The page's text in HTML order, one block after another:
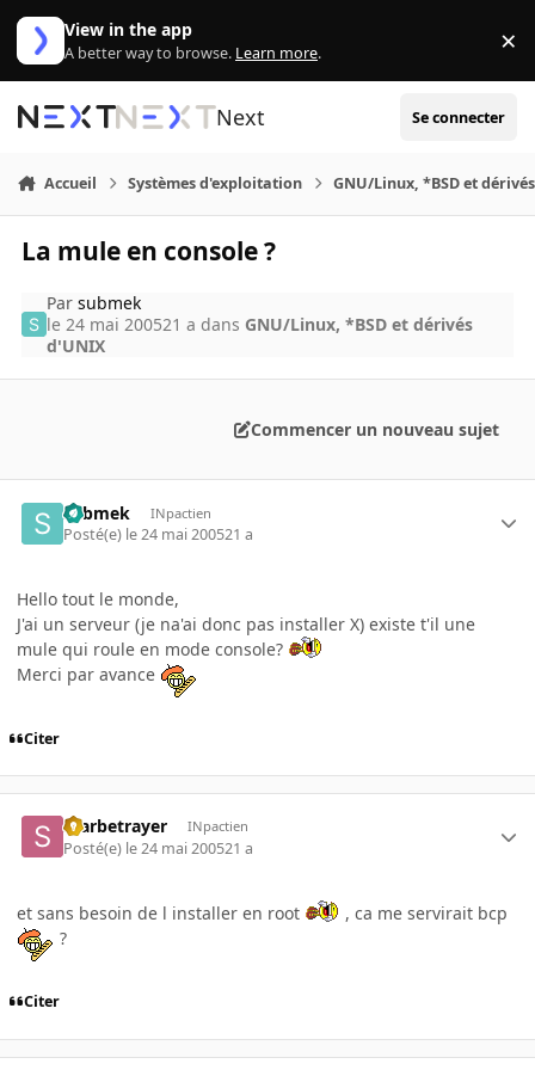
Aller au contenu
View in the app
A better way to browse. Learn more. ×
Next Se connecter
Accueil Systèmes d'exploitation GNU/Linux, *BSD et
La mule en console ?
Parsubmek
le 24 mai 200521 a dans GNU/Linux, *BSD et dérivés
d'UNIX
Commencer un nouveau sujet
submek INpactien
Posté(e) le 24 mai 200521 a
Hello tout le monde,
J'ai un serveur (je na'ai donc pas installer X) existe t'il une
mule qui roule en mode console?
Merci par avance
Citer
Starbetrayer INpactien
Posté(e) le 24 mai 200521 a
et sans besoin de l installer en root
, ca me servirait bcp
?
Citer